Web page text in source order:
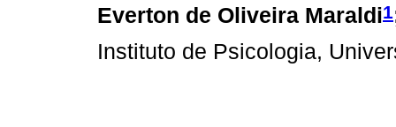
Everton de Oliveira Maraldi1
Instituto de Psicologia,